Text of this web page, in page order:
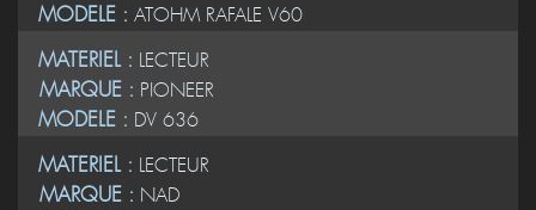
MODELE : ATOHM RAFALE V60
MATERIEL : LECTEUR
MARQUE : PIONEER
MODELE : DV 636
MATERIEL : LECTEUR
MARQUE : NAD